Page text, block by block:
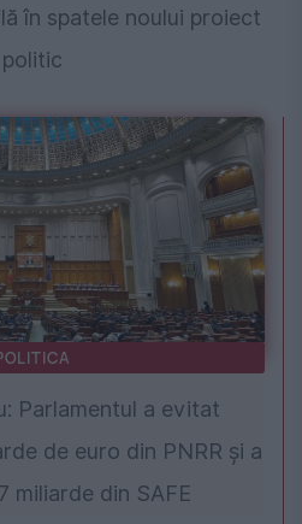
în spatele noului proiect
politic
Parlamentul a evitat
de euro din PNRR și a
miliarde din SAFE